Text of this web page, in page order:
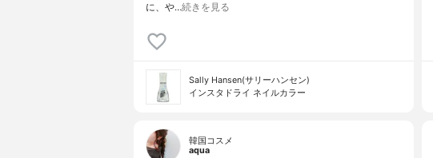
に、や…続きを見る
Sally Hansen(サリーハンセン)
インスタドライ ネイルカラー
韓国コスメ
aqua